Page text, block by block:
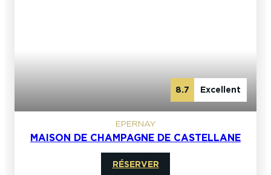
8.7 Excellent
EPERNAY
MAISON DE CHAMPAGNE DE CASTELLANE
RÉSERVER